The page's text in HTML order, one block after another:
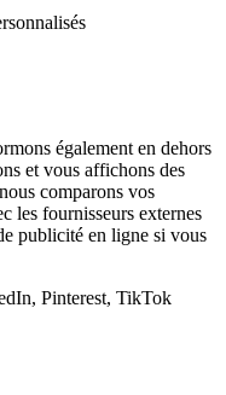
également en dehors
et vous affichons des
comparons vos
les fournisseurs externes
publicité en ligne si vous
Pinterest, TikTok